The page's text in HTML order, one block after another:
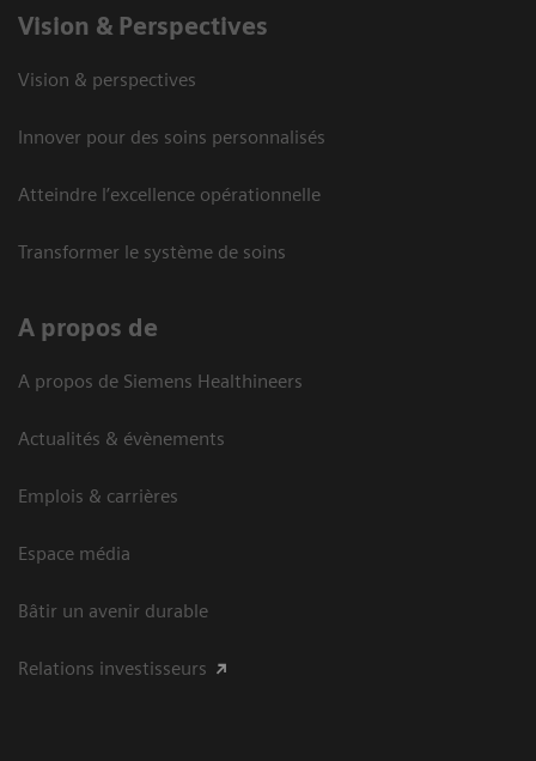
Vision ​& Perspectives
Vision & perspectives
Innover pour des soins personnalisés
Atteindre l’excellence opérationnelle
Transformer le système de soins
A propos de
A propos de Siemens Healthineers
Actualités & évènements
Emplois & carrières
Espace média
Bâtir un avenir durable
Relations investisseurs